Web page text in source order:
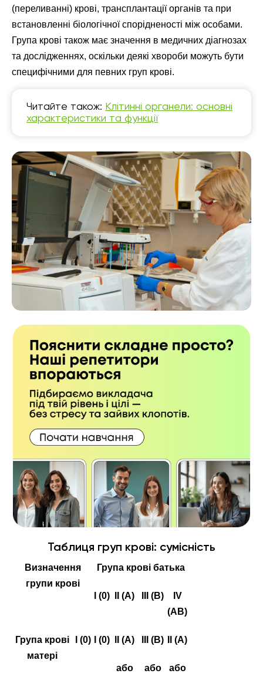
(переливанні) крові, трансплантації органів та при
встановленні біологічної спорідненості між особами.
Група крові також має значення в медичних діагнозах
та дослідженнях, оскільки деякі хвороби можуть бути
специфічними для певних груп крові.
Читайте також: Клітинні органели: основні
характеристики та функції
Таблиця груп крові: сумісність
Визначення
групи крові
Група крові батька
I (0) II (A) III (B)
IV
(AB)
Група крові
матері
I (0) I (0) II (A)
або
III (B)
або
II (A)
або